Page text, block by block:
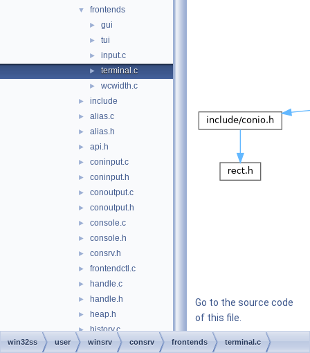
▼ frontends
► gui
► tui
► input.c
► terminal.c
► wcwidth.c
► include
► alias.c
► alias.h
► api.h
► coninput.c
► coninput.h
► conoutput.c
► conoutput.h
► console.c
► console.h
► consrv.h
► frontendctl.c
► handle.c
► handle.h
► heap.h
► history.c
► history.h
Go to the source code
of this file.
win32ss user winsrv consrv frontends terminal.c